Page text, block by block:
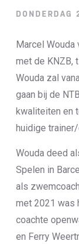
Marcel
met de KNZB,
Wouda zal
gaan bij de
kwaliteiten en
huidige
Wouda deed
Spelen in
als
met 2021 was
coachte
en Ferry